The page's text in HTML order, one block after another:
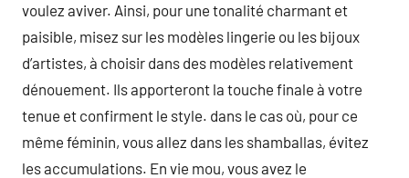
voulez aviver. Ainsi, pour une tonalité charmant et
paisible, misez sur les modèles lingerie ou les bijoux
d’artistes, à choisir dans des modèles relativement
dénouement. Ils apporteront la touche finale à votre
tenue et confirment le style. dans le cas où, pour ce
même féminin, vous allez dans les shamballas, évitez
les accumulations. En vie mou, vous avez le